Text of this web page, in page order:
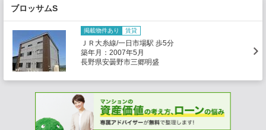
ブロッサムS
掲載物件あり 賃貸
ＪＲ大糸線/一日市場駅 歩5分
築年月：2007年5月
長野県安曇野市三郷明盛